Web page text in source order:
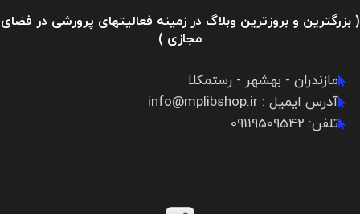
( بزرگترین و بروزترین وبلاگ در زمینه فعالیتهای پرورشی در فضای
مجازی )
مازندران - بهشهر - رستمکلا
آدرس ایمیل : info@mplibshop.ir
تلفن: 09119509542​